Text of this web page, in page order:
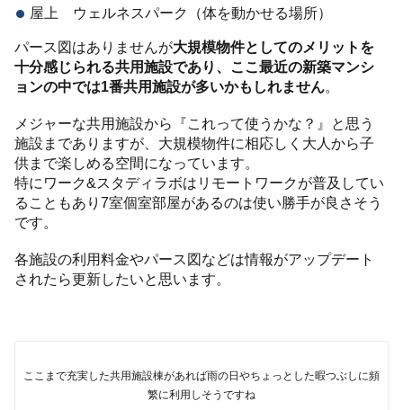
屋上 ウェルネスパーク（体を動かせる場所）
パース図はありませんが大規模物件としてのメリットを
十分感じられる共用施設であり、ここ最近の新築マンシ
ョンの中では1番共用施設が多いかもしれません。
メジャーな共用施設から『これって使うかな？』と思う
施設までありますが、大規模物件に相応しく大人から子
供まで楽しめる空間になっています。
特にワーク&スタディラボはリモートワークが普及してい
ることもあり7室個室部屋があるのは使い勝手が良さそう
です。
各施設の利用料金やパース図などは情報がアップデート
されたら更新したいと思います。
ここまで充実した共用施設棟があれば雨の日やちょっとした暇つぶしに頻
繁に利用しそうですね